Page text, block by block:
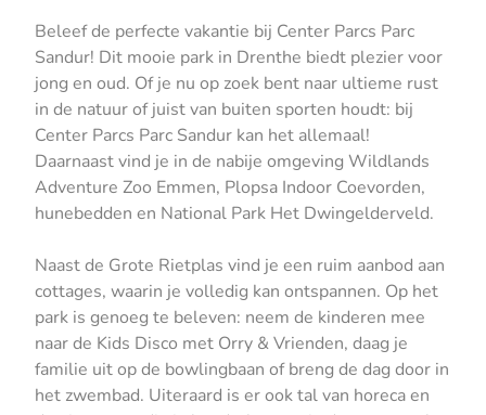
Beleef de perfecte vakantie bij Center Parcs Parc
Sandur! Dit mooie park in Drenthe biedt plezier voor
jong en oud. Of je nu op zoek bent naar ultieme rust
in de natuur of juist van buiten sporten houdt: bij
Center Parcs Parc Sandur kan het allemaal!
Daarnaast vind je in de nabije omgeving Wildlands
Adventure Zoo Emmen, Plopsa Indoor Coevorden,
hunebedden en National Park Het Dwingelderveld.
Naast de Grote Rietplas vind je een ruim aanbod aan
cottages, waarin je volledig kan ontspannen. Op het
park is genoeg te beleven: neem de kinderen mee
naar de Kids Disco met Orry & Vrienden, daag je
familie uit op de bowlingbaan of breng de dag door in
het zwembad. Uiteraard is er ook tal van horeca en